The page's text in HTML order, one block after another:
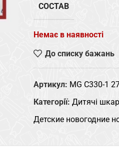
СОСТАВ
Немає в наявності
До списку бажань
Артикул: MG C330-1
Категорії: Дитячі
Детские новогодние